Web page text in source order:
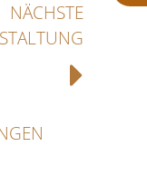
NÄCHSTE